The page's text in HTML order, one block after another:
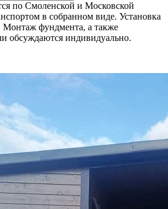
по Смоленской и Московской
в собранном виде. Установка
Монтаж фундмента, а также
обсуждаются индивидуально.